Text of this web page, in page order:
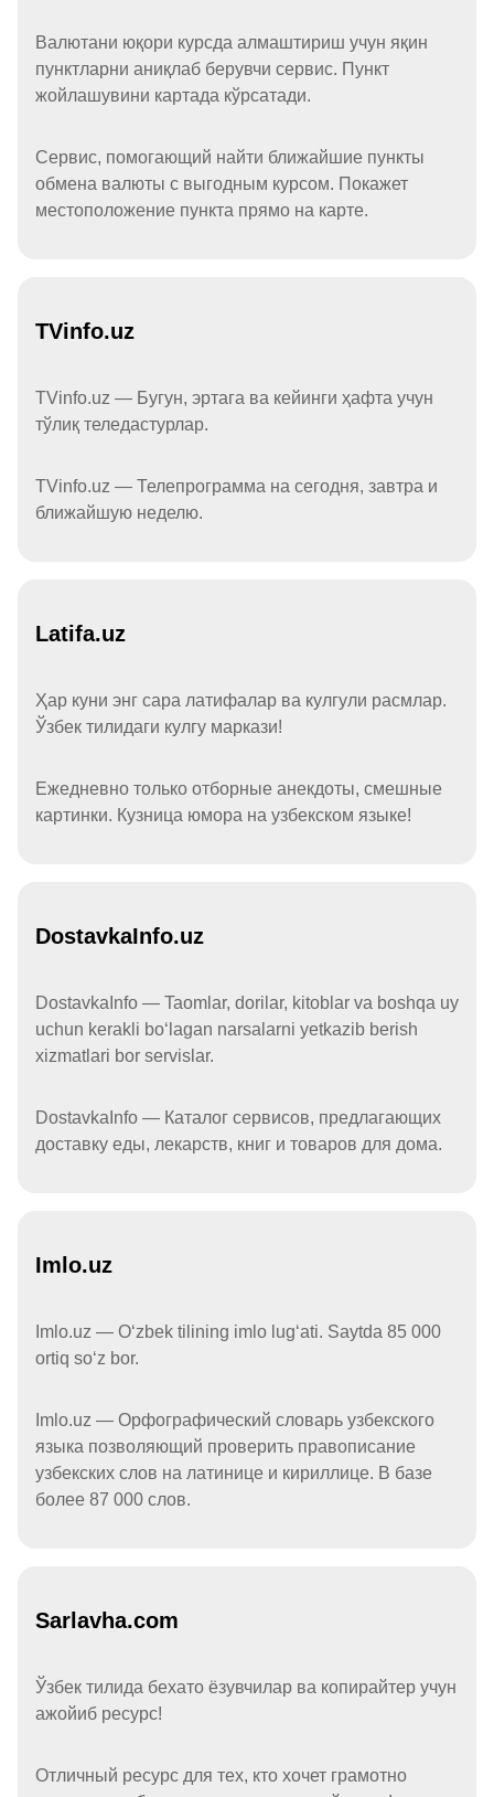
Валютани юқори курсда алмаштириш учун яқин
пунктларни аниқлаб берувчи сервис. Пункт
жойлашувини картада кўрсатади.
Сервис, помогающий найти ближайшие пункты
обмена валюты с выгодным курсом. Покажет
местоположение пункта прямо на карте.
TVinfo.uz
TVinfo.uz — Бугун, эртага ва кейинги ҳафта учун
тўлиқ теледастурлар.
TVinfo.uz — Телепрограмма на сегодня, завтра и
ближайшую неделю.
Latifa.uz
Ҳар куни энг сара латифалар ва кулгули расмлар.
Ўзбек тилидаги кулгу маркази!
Ежедневно только отборные анекдоты, смешные
картинки. Кузница юмора на узбекском языке!
DostavkaInfo.uz
DostavkaInfo — Taomlar, dorilar, kitoblar va boshqa uy
uchun kerakli boʻlagan narsalarni yetkazib berish
xizmatlari bor servislar.
DostavkaInfo — Каталог сервисов, предлагающих
доставку еды, лекарств, книг и товаров для дома.
Imlo.uz
Imlo.uz — Oʻzbek tilining imlo lugʻati. Saytda 85 000
ortiq soʻz bor.
Imlo.uz — Орфографический словарь узбекского
языка позволяющий проверить правописание
узбекских слов на латинице и кириллице. В базе
более 87 000 слов.
Sarlavha.com
Ўзбек тилида бехато ёзувчилар ва копирайтер учун
ажойиб ресурс!
Отличный ресурс для тех, кто хочет грамотно